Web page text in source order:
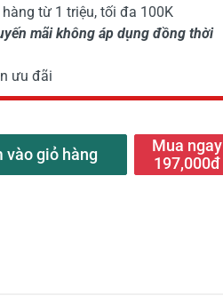
từ 1 triệu, tối đa 100K
mãi không áp dụng đồng thời
ưu đãi
vào giỏ hàng
Mua ngay
197,000đ